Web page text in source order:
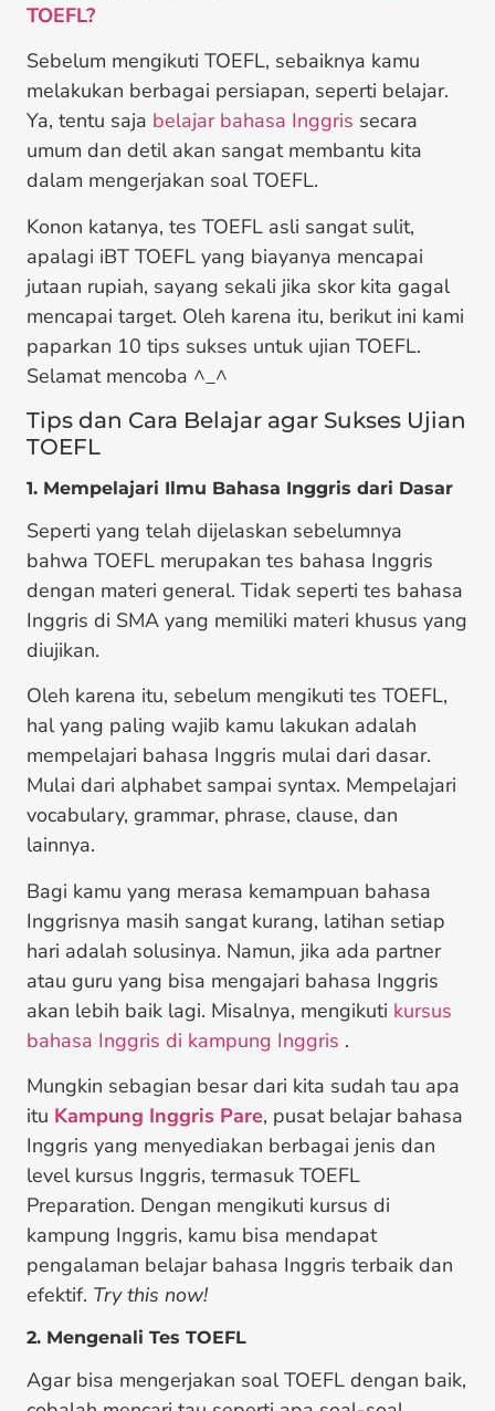
TOEFL?
Sebelum mengikuti TOEFL, sebaiknya kamu
melakukan berbagai persiapan, seperti belajar.
Ya, tentu saja belajar bahasa Inggris secara
umum dan detil akan sangat membantu kita
dalam mengerjakan soal TOEFL.
Konon katanya, tes TOEFL asli sangat sulit,
apalagi iBT TOEFL yang biayanya mencapai
jutaan rupiah, sayang sekali jika skor kita gagal
mencapai target. Oleh karena itu, berikut ini kami
paparkan 10 tips sukses untuk ujian TOEFL.
Selamat mencoba ^_^
Tips dan Cara Belajar agar Sukses Ujian
TOEFL
1. Mempelajari Ilmu Bahasa Inggris dari Dasar
Seperti yang telah dijelaskan sebelumnya
bahwa TOEFL merupakan tes bahasa Inggris
dengan materi general. Tidak seperti tes bahasa
Inggris di SMA yang memiliki materi khusus yang
diujikan.
Oleh karena itu, sebelum mengikuti tes TOEFL,
hal yang paling wajib kamu lakukan adalah
mempelajari bahasa Inggris mulai dari dasar.
Mulai dari alphabet sampai syntax. Mempelajari
vocabulary, grammar, phrase, clause, dan
lainnya.
Bagi kamu yang merasa kemampuan bahasa
Inggrisnya masih sangat kurang, latihan setiap
hari adalah solusinya. Namun, jika ada partner
atau guru yang bisa mengajari bahasa Inggris
akan lebih baik lagi. Misalnya, mengikuti kursus
bahasa Inggris di kampung Inggris .
Mungkin sebagian besar dari kita sudah tau apa
itu Kampung Inggris Pare, pusat belajar bahasa
Inggris yang menyediakan berbagai jenis dan
level kursus Inggris, termasuk TOEFL
Preparation. Dengan mengikuti kursus di
kampung Inggris, kamu bisa mendapat
pengalaman belajar bahasa Inggris terbaik dan
efektif. Try this now!
2. Mengenali Tes TOEFL
Agar bisa mengerjakan soal TOEFL dengan baik,